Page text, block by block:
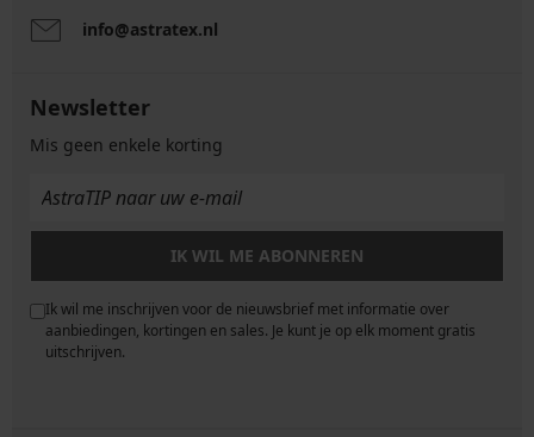
info@astratex.nl
Newsletter
Mis geen enkele korting
IK WIL ME ABONNEREN
Ik wil me inschrijven voor de nieuwsbrief met informatie over
aanbiedingen, kortingen en sales. Je kunt je op elk moment gratis
uitschrijven.